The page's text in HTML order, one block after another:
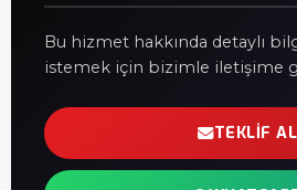
Bu hizmet hakkında detaylı
istemek için bizimle iletişime
TEKLIF AL